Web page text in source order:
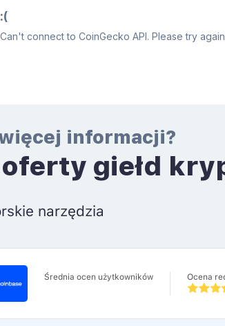
informacji?
giełd
narzędzia
Średnia ocen użytkowników Ocena